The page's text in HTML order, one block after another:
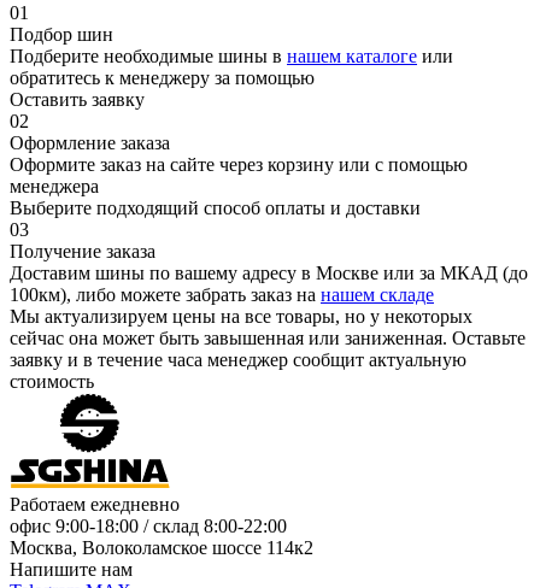
01
Подбор шин
Подберите необходимые шины в нашем каталоге или
обратитесь к менеджеру за помощью
Оставить заявку
02
Оформление заказа
Оформите заказ на сайте через корзину или с помощью
менеджера
Выберите подходящий способ оплаты и доставки
03
Получение заказа
Доставим шины по вашему адресу в Москве или за МКАД (до
100км), либо можете забрать заказ на нашем складе
Мы актуализируем цены на все товары, но у некоторых
сейчас она может быть завышенная или заниженная. Оставьте
заявку и в течение часа менеджер сообщит актуальную
стоимость
Работаем ежедневно
офис 9:00-18:00 / склад 8:00-22:00
Москва, Волоколамское шоссе 114к2
Напишите нам